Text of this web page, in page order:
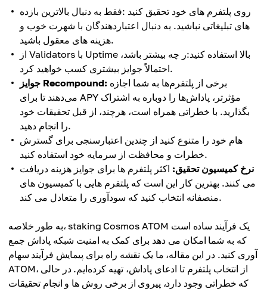
روی پلتفرم های خود تحقیق کنید :فقط به دنبال بالاترین بازده
های تبلیغاتی نباشید. به دنبال اعتباردهندگان با شهرت خوب و
هزینه های معقول باشید.
از Validators با Uptime بالا استفاده کنید:ر چه بیشتر باشد،
احتمالاً جوایز بیشتری کسب خواهید کرد.
جوایز Recompound:
می‌دهند تا برای APY مؤثرتر، پاداش‌ها را دوباره به اشتراک
بگذارید. با خطراتی همراه است، هرچند، از قبل تحقیقات خود
را انجام دهید.
هام خود را متنوع کنید از چندین اعتبارسنجی برای گسترش
خطرات و محافظت از سرمایه خود استفاده کنید.
نرخ کمیسیون تحقیق: اکثر پلتفرم ها برای جوایز هزینه دریافت
می کنند. بهترین کار این است که پلتفرم هایی با کمیسیون های
منصفانه انتخاب کنید که سودآوری را متعادل می کند.
به طور خلاصه، staking Cosmos ATOM یک فرآیند ساده است
که به شما امکان می دهد برای کمک به امنیت شبکه پاداش جمع
آوری کنید. در این مقاله، ما یک نقشه راه برای پیمایش فرآیند سهام
ATOM، از انتخاب پلتفرم تا ادعای پاداش، تهیه کرده‌ایم. در حالی
که خطراتی وجود دارد، پیروی از برخی روش ها و انجام تحقیقات